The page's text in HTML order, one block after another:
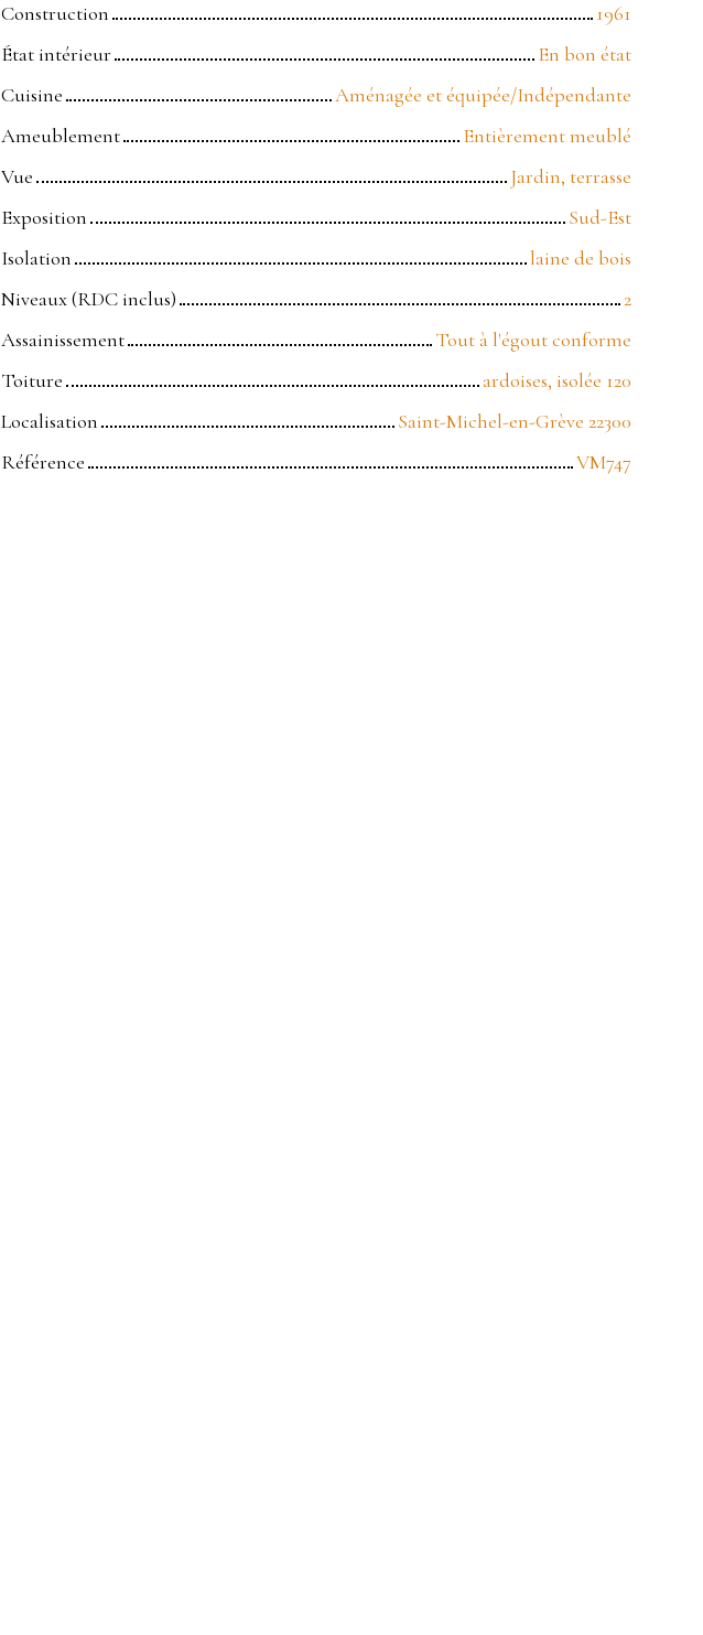
Construction
1961
État intérieur
En bon état
Cuisine
Aménagée et équipée/Indépendante
Ameublement
Entièrement meublé
Vue
Jardin, terrasse
Exposition
Sud-Est
Isolation
laine de bois
Niveaux (RDC inclus)
2
Assainissement
Tout à l'égout conforme
Toiture
ardoises, isolée 120
Localisation
Saint-Michel-en-Grève 22300
Référence
VM747